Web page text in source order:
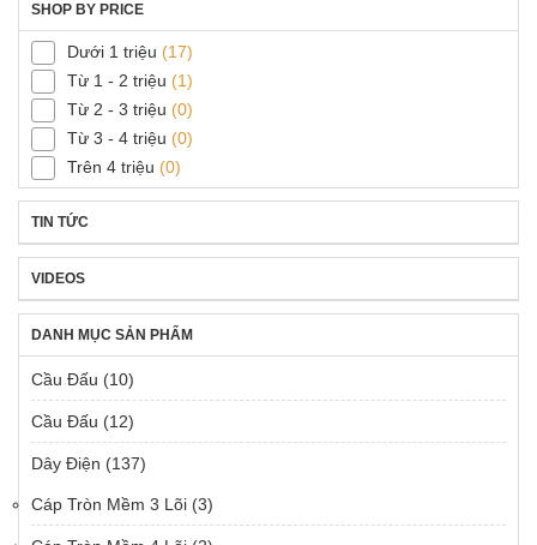
SHOP BY PRICE
Dưới 1 triệu (17)
Từ 1 - 2 triệu (1)
Từ 2 - 3 triệu (0)
Từ 3 - 4 triệu (0)
Trên 4 triệu (0)
TIN TỨC
VIDEOS
DANH MỤC SẢN PHẨM
Cầu Đấu (10)
Cầu Đấu (12)
Dây Điện (137)
Cáp Tròn Mềm 3 Lõi (3)